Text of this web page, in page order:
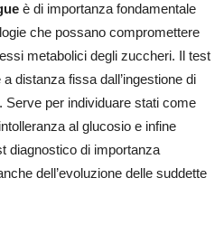
è di importanza fondamentale
che possano compromettere
metabolici degli zuccheri. Il test
distanza fissa dall’ingestione di
Serve per individuare stati come
al glucosio e infine
diagnostico di importanza
dell’evoluzione delle suddette